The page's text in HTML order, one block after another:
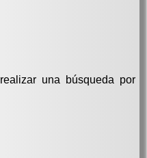
una búsqueda por